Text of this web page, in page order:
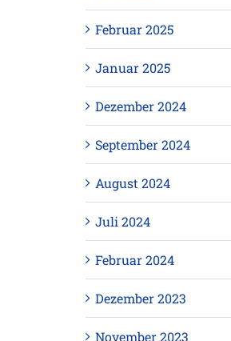
Februar 2025
Januar 2025
Dezember 2024
September 2024
August 2024
Juli 2024
Februar 2024
Dezember 2023
November 2023